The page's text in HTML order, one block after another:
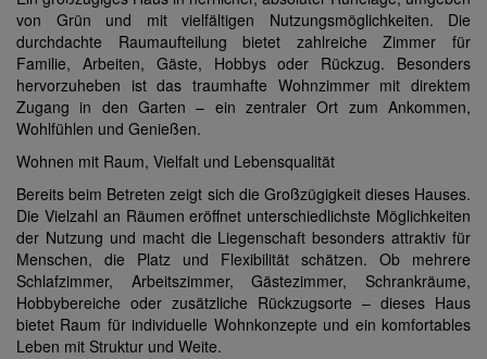
von Grün und mit vielfältigen Nutzungsmöglichkeiten. Die
durchdachte Raumaufteilung bietet zahlreiche Zimmer für
Familie, Arbeiten, Gäste, Hobbys oder Rückzug. Besonders
hervorzuheben ist das traumhafte Wohnzimmer mit direktem
Zugang in den Garten – ein zentraler Ort zum Ankommen,
Wohlfühlen und Genießen.
Wohnen mit Raum, Vielfalt und Lebensqualität
Bereits beim Betreten zeigt sich die Großzügigkeit dieses Hauses.
Die Vielzahl an Räumen eröffnet unterschiedlichste Möglichkeiten
der Nutzung und macht die Liegenschaft besonders attraktiv für
Menschen, die Platz und Flexibilität schätzen. Ob mehrere
Schlafzimmer, Arbeitszimmer, Gästezimmer, Schrankräume,
Hobbybereiche oder zusätzliche Rückzugsorte – dieses Haus
bietet Raum für individuelle Wohnkonzepte und ein komfortables
Leben mit Struktur und Weite.